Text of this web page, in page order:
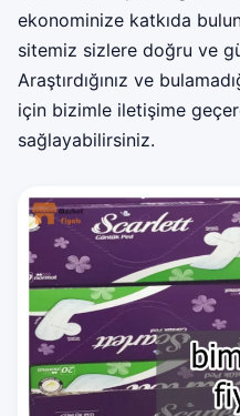
ekonominize katkıda
sitemiz sizlere doğru ve
Araştırdığınız ve
için bizimle iletişime
sağlayabilirsiniz.